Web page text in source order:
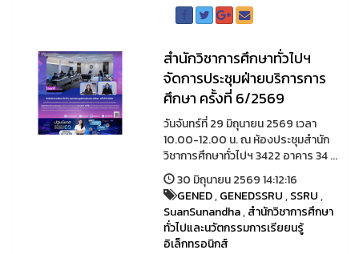
สำนักวิชาการศึกษาทั่วไปฯ
จัดการประชุมฝ่ายบริการการ
ศึกษา ครั้งที่ 6/2569
วันจันทร์ที่ 29 มิถุนายน 2569 เวลา
10.00-12.00 น. ณ ห้องประชุมสำนัก
วิชาการศึกษาทั่วไปฯ 3422 อาคาร 34 ...
30 มิถุนายน 2569 14:12:16
GENED,GENEDSSRU,SSRU,
SuanSunandha,สำนักวิชาการศึกษา
ทั่วไปและนวัตกรรมการเรียยนรู้
อิเล็กทรอนิกส์